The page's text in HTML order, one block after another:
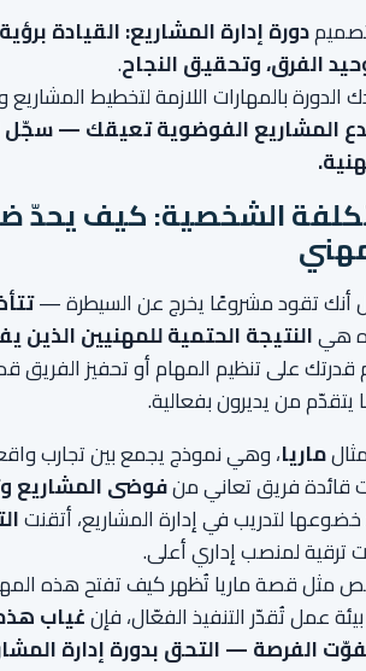
دورة إدارة المشاريع: القيادة
الفرق، وتحقيق النجاح.
الدورة بالمهارات اللازمة لتخطيط
المشاريع الفوضوية تعيقك — سجّل
الشخصية: كيف يحدّ
أنك تقود مشروعًا يخرج عن السيطرة —
هيالنتيجة الحتمية للمهنيين الذين
على تنظيم المهام أو تحفيز الفريق
يتقدّم من يديرون بفعالية.
ماريا، وهي نموذج يجمع بين تجارب
قائدة فريق تعاني منفوضى المشاريع
لتدريب في إدارة المشاريع، أتقنت
ترقية لمنصب إداري أعلى.
مثل قصة ماريا تُظهر كيف تفتح هذه
عمل تُقدّر التنفيذ الفعّال، فإنغياب
الفرصة — التحق بدورة إدارة